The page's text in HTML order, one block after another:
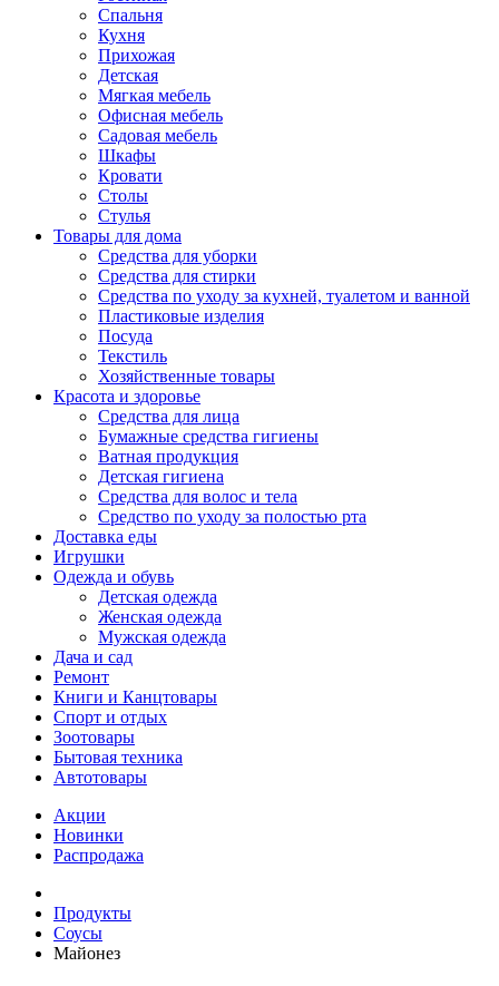
Спальня
Кухня
Прихожая
Детская
Мягкая мебель
Офисная мебель
Садовая мебель
Шкафы
Кровати
Столы
Стулья
Товары для дома
Средства для уборки
Средства для стирки
Средства по уходу за кухней, туалетом и ванной
Пластиковые изделия
Посуда
Текстиль
Хозяйственные товары
Красота и здоровье
Средства для лица
Бумажные средства гигиены
Ватная продукция
Детская гигиена
Средства для волос и тела
Средство по уходу за полостью рта
Доставка еды
Игрушки
Одежда и обувь
Детская одежда
Женская одежда
Мужская одежда
Дача и сад
Ремонт
Книги и Канцтовары
Спорт и отдых
Зоотовары
Бытовая техника
Автотовары
Акции
Новинки
Распродажа
Продукты
Соусы
Майонез